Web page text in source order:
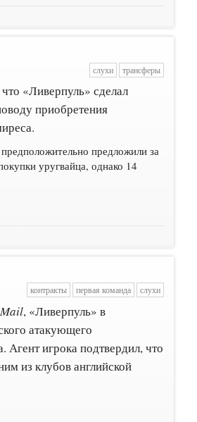
слухи трансферы
«Ливерпуль» сделал
приобретения
предложили за
уругвайца, однако 14
контракты первая команда слухи
, «Ливерпуль» в
атакующего
игрока подтвердил, что
из клубов английской